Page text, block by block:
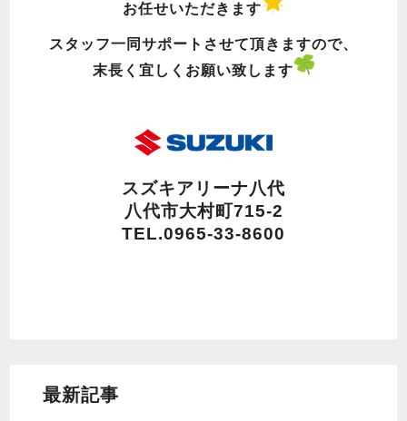
お任せいただきます
スタッフ一同サポートさせて頂きますので、
末長く宜しくお願い致します
スズキアリーナ八代
八代市大村町715-2
TEL.0965-33-8600
最新記事